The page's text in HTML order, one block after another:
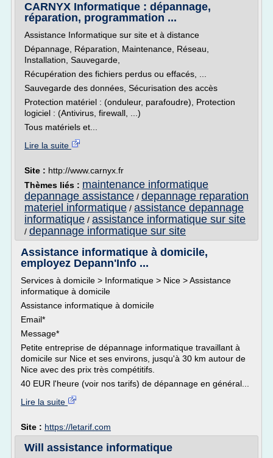
CARNYX Informatique : dépannage,
réparation, programmation ...
Assistance Informatique sur site et à distance
Dépannage, Réparation, Maintenance, Réseau,
Installation, Sauvegarde,
Récupération des fichiers perdus ou effacés, ...
Sauvegarde des données, Sécurisation des accès
Protection matériel : (onduleur, parafoudre), Protection
logiciel : (Antivirus, firewall, ...)
Tous matériels et...
Lire la suite
Site : http://www.carnyx.fr
Thèmes liés : maintenance informatique
depannage assistance / depannage reparation
materiel informatique / assistance depannage
informatique / assistance informatique sur site
/ depannage informatique sur site
Assistance informatique à domicile,
employez Depann'Info ...
Services à domicile > Informatique > Nice > Assistance
informatique à domicile
Assistance informatique à domicile
Email*
Message*
Petite entreprise de dépannage informatique travaillant à
domicile sur Nice et ses environs, jusqu'à 30 km autour de
Nice avec des prix très compétitifs.
40 EUR l'heure (voir nos tarifs) de dépannage en général...
Lire la suite
Site : https://letarif.com
Will assistance informatique